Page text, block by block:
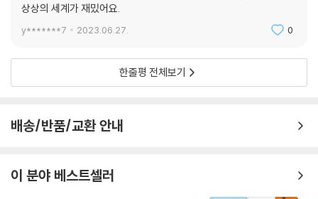
상상의 세계가 재밌어요.
y*******7 2023.06.27. 0
한줄평 전체보기
배송/반품/교환 안내
이 분야 베스트셀러